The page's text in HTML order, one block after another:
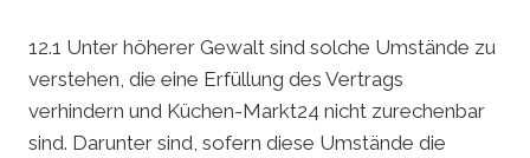
12.1 Unter höherer Gewalt sind solche Umstände zu
verstehen, die eine Erfüllung des Vertrags
verhindern und Küchen-Markt24 nicht zurechenbar
sind. Darunter sind, sofern diese Umstände die